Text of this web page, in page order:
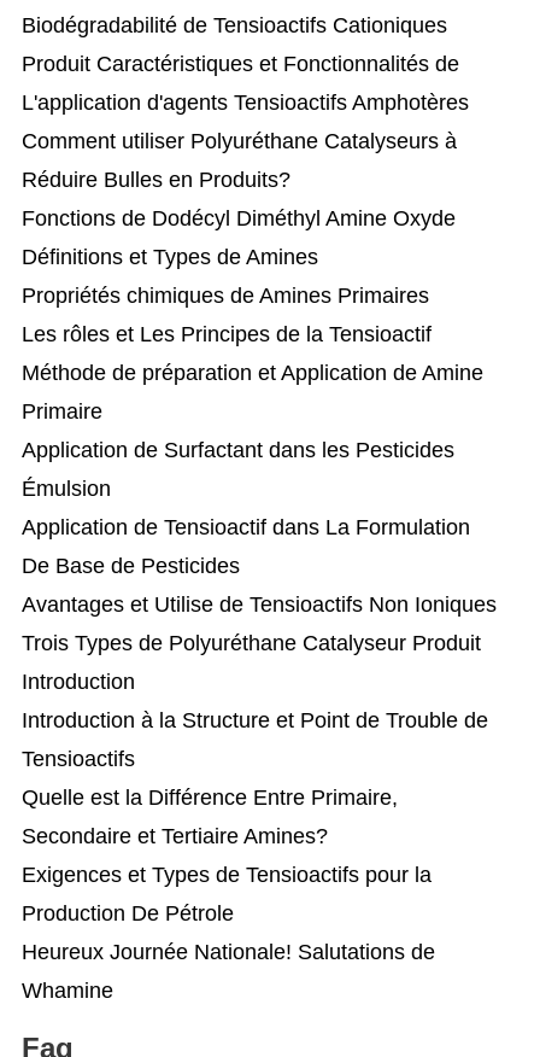
Biodégradabilité de Tensioactifs Cationiques
Produit Caractéristiques et Fonctionnalités de
L'application d'agents Tensioactifs Amphotères
Comment utiliser Polyuréthane Catalyseurs à
Réduire Bulles en Produits?
Fonctions de Dodécyl Diméthyl Amine Oxyde
Définitions et Types de Amines
Propriétés chimiques de Amines Primaires
Les rôles et Les Principes de la Tensioactif
Méthode de préparation et Application de Amine
Primaire
Application de Surfactant dans les Pesticides
Émulsion
Application de Tensioactif dans La Formulation
De Base de Pesticides
Avantages et Utilise de Tensioactifs Non Ioniques
Trois Types de Polyuréthane Catalyseur Produit
Introduction
Introduction à la Structure et Point de Trouble de
Tensioactifs
Quelle est la Différence Entre Primaire,
Secondaire et Tertiaire Amines?
Exigences et Types de Tensioactifs pour la
Production De Pétrole
Heureux Journée Nationale! Salutations de
Whamine
Faq